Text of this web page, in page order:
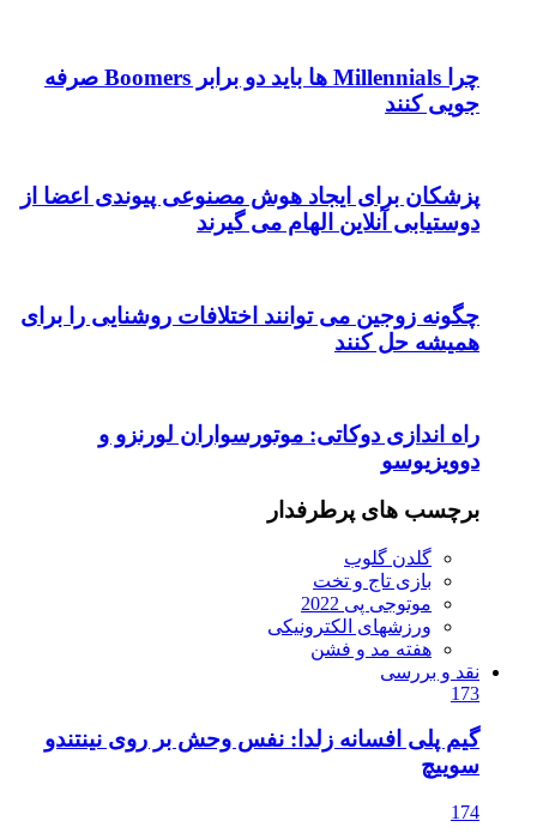
چرا Millennials ها باید دو برابر Boomers صرفه
جویی کنند
پزشکان برای ایجاد هوش مصنوعی پیوندی اعضا از
دوستیابی آنلاین الهام می گیرند
چگونه زوجین می توانند اختلافات روشنایی را برای
همیشه حل کنند
راه اندازی دوکاتی: موتورسواران لورنزو و
دوویزیوسو
برچسب های پرطرفدار
گلدن گلوب
بازی تاج و تخت
موتوجی پی 2022
ورزشهای الکترونیکی
هفته مد و فشن
نقد و بررسی
173
گیم پلی افسانه زلدا: نفس وحش بر روی نینتندو
سوییچ
174